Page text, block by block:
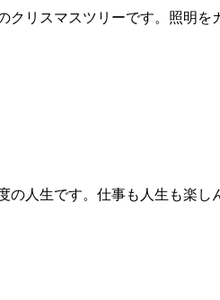
リスマスツリーです。照明
人生です。仕事も人生も楽し